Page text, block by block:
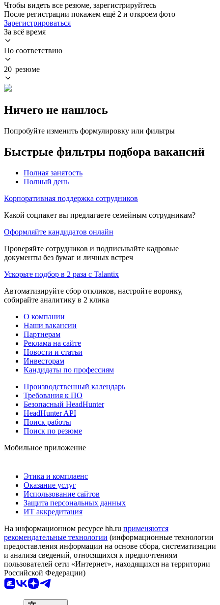
Чтобы видеть все резюме, зарегистрируйтесь
После регистрации покажем ещё 2 и откроем фото
Зарегистрироваться
За всё время
По соответствию
20 резюме
Ничего не нашлось
Попробуйте изменить формулировку или фильтры
Быстрые фильтры подбора вакансий
Полная занятость
Полный день
Корпоративная поддержка сотрудников
Какой соцпакет вы предлагаете семейным сотрудникам?
Оформляйте кандидатов онлайн
Проверяйте сотрудников и подписывайте кадровые
документы без бумаг и личных встреч
Ускорьте подбор в 2 раза с Talantix
Автоматизируйте сбор откликов, настройте воронку,
собирайте аналитику в 2 клика
О компании
Наши вакансии
Партнерам
Реклама на сайте
Новости и статьи
Инвесторам
Кандидаты по профессиям
Производственный календарь
Требования к ПО
Безопасный HeadHunter
HeadHunter API
Поиск работы
Поиск по резюме
Мобильное приложение
Этика и комплаенс
Оказание услуг
Использование сайтов
Защита персональных данных
ИТ аккредитация
На информационном ресурсе hh.ru применяются
рекомендательные технологии (информационные технологии
предоставления информации на основе сбора, систематизации
и анализа сведений, относящихся к предпочтениям
пользователей сети «Интернет», находящихся на территории
Российской Федерации)